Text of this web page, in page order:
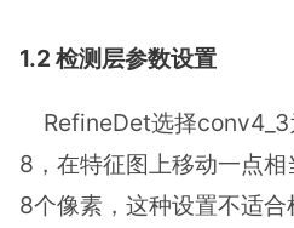
1.2 检测层参数设置
RefineDet选择conv4_3
8，在特征图上移动一点
8个像素，这种设置不适